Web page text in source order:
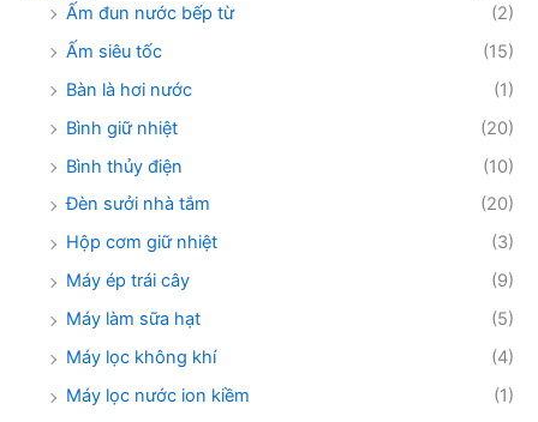
Ấm đun nước bếp từ
(2)
Ấm siêu tốc
(15)
Bàn là hơi nước
(1)
Bình giữ nhiệt
(20)
Bình thủy điện
(10)
Đèn sưởi nhà tắm
(20)
Hộp cơm giữ nhiệt
(3)
Máy ép trái cây
(9)
Máy làm sữa hạt
(5)
Máy lọc không khí
(4)
Máy lọc nước ion kiềm
(1)